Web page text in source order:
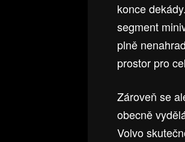
konce
segment
plně
prostor pro
Zároveň se
obecně
Volvo